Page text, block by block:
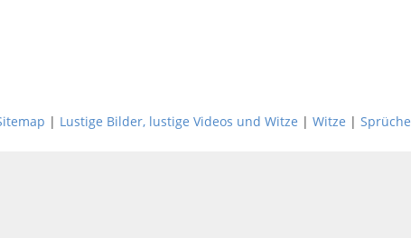
| Lustige Bilder, lustige Videos und Witze | Witze | Sprüche